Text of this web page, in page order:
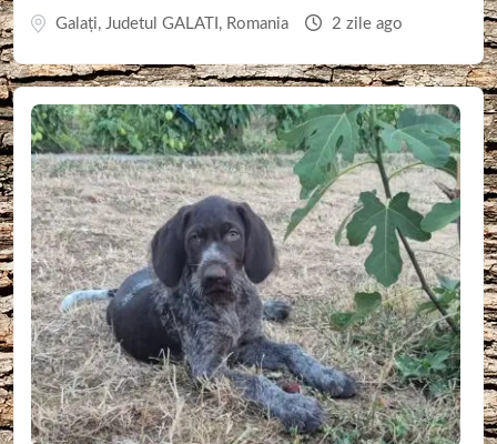
Galaţi, Judetul GALATI , Romania 2 zile ago